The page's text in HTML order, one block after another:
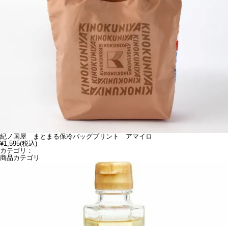
紀ノ国屋 まとまる保冷バッグプリント アマイロ
¥1,595(税込)
カテゴリ：
商品カテゴリ